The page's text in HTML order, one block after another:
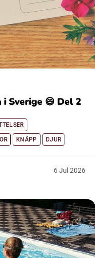
Sverige 😄 Del 2
KNÄPP DJUR
6Jul 2026